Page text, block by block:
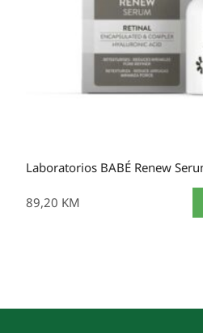
Laboratorios BABÉ Renew
89,20 KM